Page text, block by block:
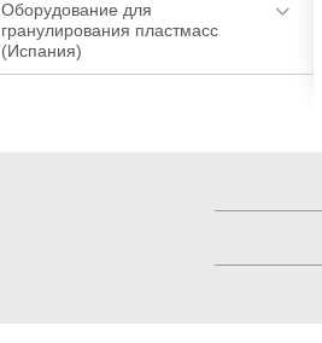
Оборудование для
гранулирования пластмасс
(Испания)